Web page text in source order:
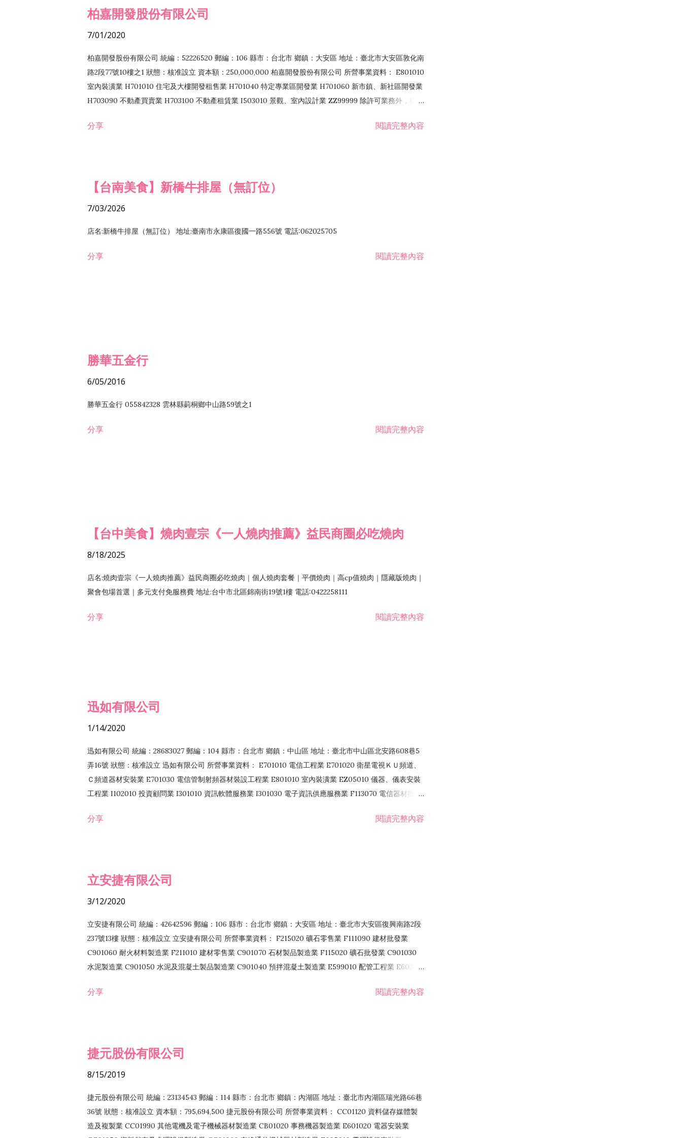
柏嘉開發股份有限公司
7/01/2020
柏嘉開發股份有限公司 統編：52226520 郵編：106 縣市：台北市 鄉鎮：大安區 地址：臺北市大安區敦化南
路2段77號10樓之1 狀態：核准設立 資本額：250,000,000 柏嘉開發股份有限公司 所營事業資料： E801010
室內裝潢業 H701010 住宅及大樓開發租售業 H701040 特定專業區開發業 H701060 新市鎮、新社區開發業
H703090 不動產買賣業 H703100 不動產租賃業 I503010 景觀、室內設計業 ZZ99999 除許可業務外，得經
分享 閱讀完整內容
【台南美食】新橋牛排屋（無訂位）
7/03/2026
店名:新橋牛排屋（無訂位） 地址:臺南市永康區復國一路556號 電話:062025705
分享 閱讀完整內容
勝華五金行
6/05/2016
勝華五金行 055842328 雲林縣莿桐鄉中山路59號之1
分享 閱讀完整內容
【台中美食】燒肉壹宗《一人燒肉推薦》益民商圈必吃燒肉
8/18/2025
店名:燒肉壹宗《一人燒肉推薦》益民商圈必吃燒肉｜個人燒肉套餐｜平價燒肉｜高cp值燒肉｜隱藏版燒肉｜
聚會包場首選｜多元支付免服務費 地址:台中市北區錦南街19號1樓 電話:0422258111
分享 閱讀完整內容
迅如有限公司
1/14/2020
迅如有限公司 統編：28683027 郵編：104 縣市：台北市 鄉鎮：中山區 地址：臺北市中山區北安路608巷5
弄16號 狀態：核准設立 迅如有限公司 所營事業資料： E701010 電信工程業 E701020 衛星電視ＫＵ頻道、
Ｃ頻道器材安裝業 E701030 電信管制射頻器材裝設工程業 E801010 室內裝潢業 EZ05010 儀器、儀表安裝
工程業 I102010 投資顧問業 I301010 資訊軟體服務業 I301030 電子資訊供應服務業 F113070 電信器材批發
務 F102030 菸酒批發業 F203020 菸酒零售業 F401171 酒類輸入業
分享 閱讀完整內容
立安捷有限公司
3/12/2020
立安捷有限公司 統編：42642596 郵編：106 縣市：台北市 鄉鎮：大安區 地址：臺北市大安區復興南路2段
237號13樓 狀態：核准設立 立安捷有限公司 所營事業資料： F215020 礦石零售業 F111090 建材批發業
C901060 耐火材料製造業 F211010 建材零售業 C901070 石材製品製造業 F115020 礦石批發業 C901030
水泥製造業 C901050 水泥及混凝土製品製造業 C901040 預拌混凝土製造業 E599010 配管工程業 E603110
EZ99990 其他工程業 F102170 食品什貨批發業 F106020 日常用品批發業 F108031 醫療器材批發業
分享 閱讀完整內容
捷元股份有限公司
8/15/2019
捷元股份有限公司 統編：23134543 郵編：114 縣市：台北市 鄉鎮：內湖區 地址：臺北市內湖區瑞光路66巷
36號 狀態：核准設立 資本額：795,694,500 捷元股份有限公司 所營事業資料： CC01120 資料儲存媒體製
造及複製業 CC01990 其他電機及電子機械器材製造業 CB01020 事務機器製造業 E601020 電器安裝業